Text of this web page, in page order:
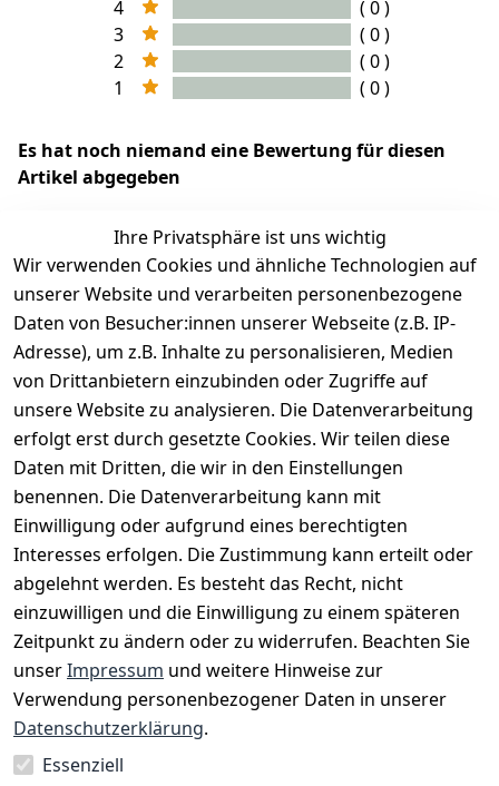
4
( 0 )
3
( 0 )
2
( 0 )
1
( 0 )
Es hat noch niemand eine Bewertung für diesen
Artikel abgegeben
EU-Verantwortliche Person - klicken Sie für Details
Ihre Privatsphäre ist uns wichtig
Wir verwenden Cookies und ähnliche Technologien auf
unserer Website und verarbeiten personenbezogene
Daten von Besucher:innen unserer Webseite (z.B. IP-
Adresse), um z.B. Inhalte zu personalisieren, Medien
von Drittanbietern einzubinden oder Zugriffe auf
unsere Website zu analysieren. Die Datenverarbeitung
erfolgt erst durch gesetzte Cookies. Wir teilen diese
Daten mit Dritten, die wir in den Einstellungen
benennen. Die Datenverarbeitung kann mit
Einwilligung oder aufgrund eines berechtigten
Interesses erfolgen. Die Zustimmung kann erteilt oder
abgelehnt werden. Es besteht das Recht, nicht
einzuwilligen und die Einwilligung zu einem späteren
Zeitpunkt zu ändern oder zu widerrufen. Beachten Sie
unserImpressum und weitere Hinweise zur
Verwendung personenbezogener Daten in unserer
Datenschutzerklärung.
Essenziell
Rechtliches
AGB
Impressum
Datenschutze
rklärung
Barrierefreihe
Services
Kontakt
Registrieren
Katalog
Zahlungsm
öglichkeite
n
Vorkasse
PayPal
Versanddie
nstleister
Post